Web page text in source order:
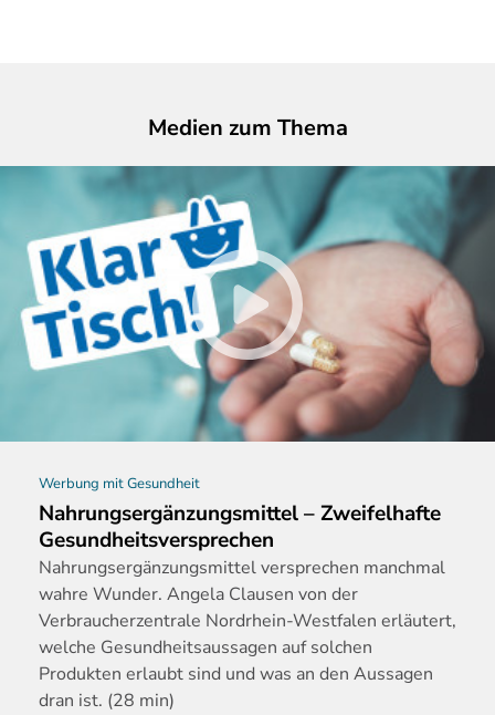
Medien zum Thema
Werbung mit Gesundheit
Nahrungsergänzungsmittel – Zweifelhafte
Gesundheitsversprechen
Nahrungsergänzungsmittel versprechen manchmal
wahre Wunder. Angela Clausen von der
Verbraucherzentrale Nordrhein-Westfalen erläutert,
welche Gesundheitsaussagen auf solchen
Produkten erlaubt sind und was an den Aussagen
dran ist. (28 min)